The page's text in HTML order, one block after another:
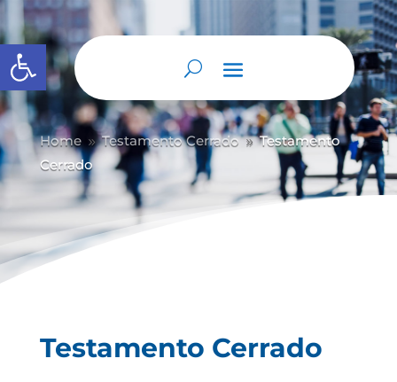
Abrir barra de herramientas
Home 9 Testamento Cerrado 9 Testamento
Cerrado
Testamento Cerrado